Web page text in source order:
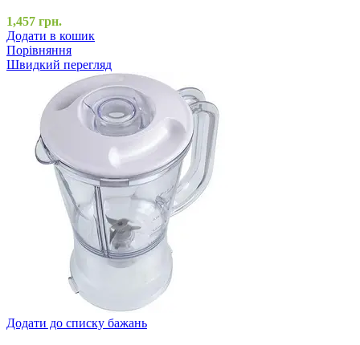
1,457 грн.
Додати в кошик
Порівняння
Швидкий перегляд
Додати до списку бажань